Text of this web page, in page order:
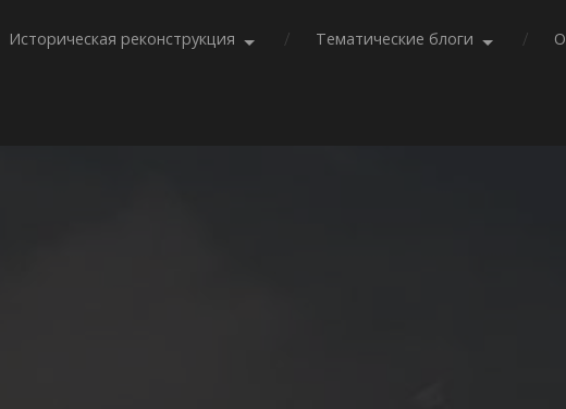
Историческая реконструкция Тематические блоги